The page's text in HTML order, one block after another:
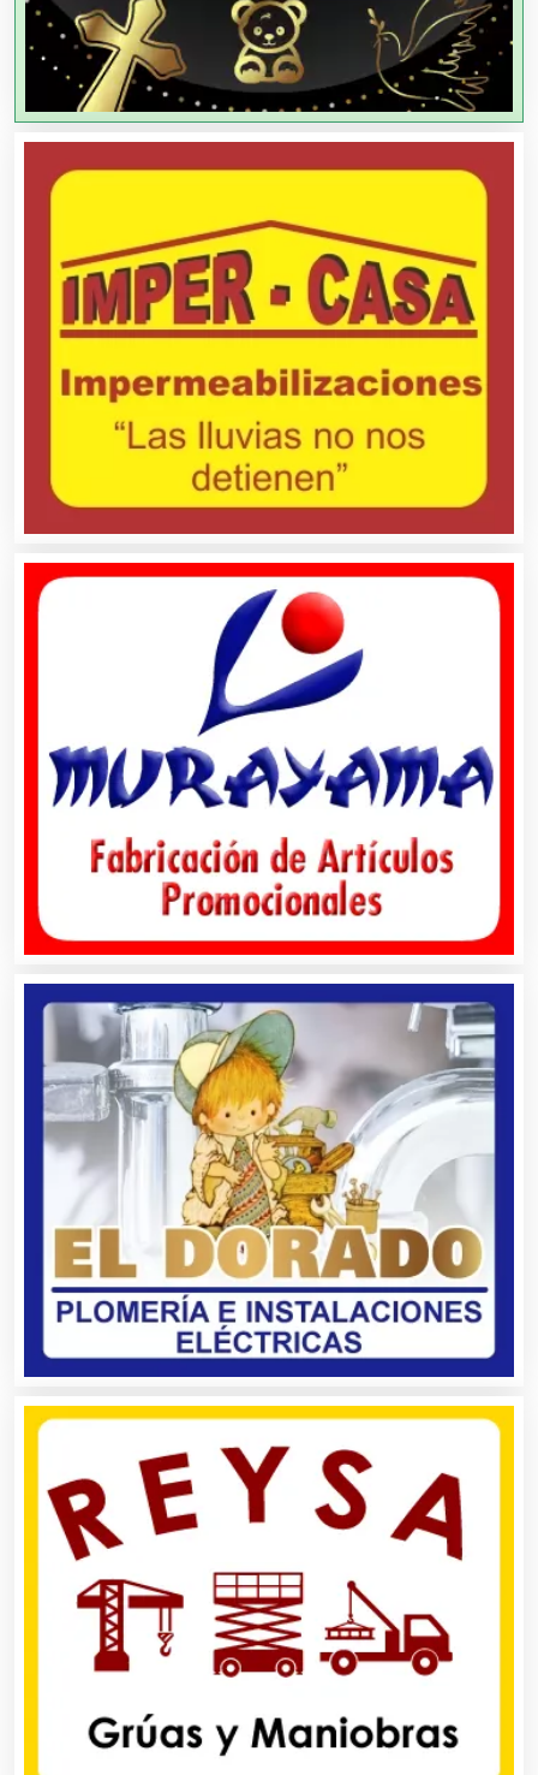
Agencias de Viajes
Agricultores
Agua Purificada
Aire Acondicionado
Albercas
Almacenaje
Alquiler de Autos
Alquiler de Sillas y Mesas
Alquiler de Trajes de Etiqueta
Alta Costura
Aluminio
Análisis Clínicos
Análisis de Aguas
Animadores de Eventos
Aparatos y Equipos Eléctricos